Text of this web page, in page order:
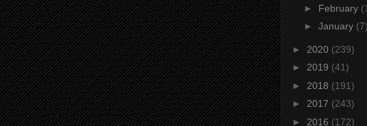
► February
► January (7)
► 2020 (239)
► 2019 (41)
► 2018 (191)
► 2017 (243)
► 2016 (172)